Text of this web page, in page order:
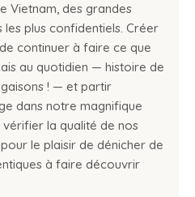
Vietnam, des grandes
plus confidentiels. Créer
continuer à faire ce que
au quotidien — histoire de
! — et partir
dans notre magnifique
la qualité de nos
le plaisir de dénicher de
à faire découvrir